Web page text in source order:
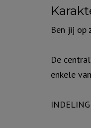
Ben jij op
De
enkele